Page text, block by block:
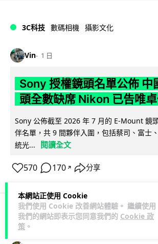
本網站正使用 Cookie
我們使用 Cookie 改善網站體驗。 繼續使用
我們的網站即表示您同意我們的 Cookie 政
策 。
3C科技 數碼相機 攝影文化
Vin 1 日
Sony 授權鏡頭名單公佈 中
頭全數缺席 Nikon 已告唯
Sony 公佈截至 2026 年 7 月的 E-Mount 鏡
伴名單，共 9 間夥伴入圍，包括蔡司、富士
統光...
閱讀全文
570 170 ↗ 分享
科技娛樂 生活科技 健康